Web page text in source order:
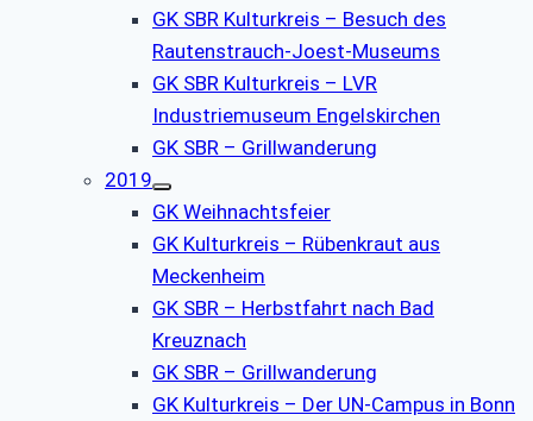
GK SBR Kulturkreis – Besuch des
Rautenstrauch-Joest-Museums
GK SBR Kulturkreis – LVR
Industriemuseum Engelskirchen
GK SBR – Grillwanderung
2019
GK Weihnachtsfeier
GK Kulturkreis – Rübenkraut aus
Meckenheim
GK SBR – Herbstfahrt nach Bad
Kreuznach
GK SBR – Grillwanderung
GK Kulturkreis – Der UN-Campus in Bonn